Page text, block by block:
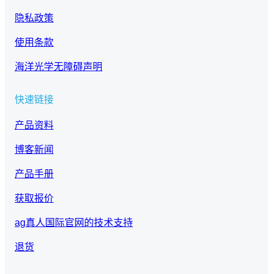
隐私政策
使用条款
海洋光学无障碍声明
快速链接
产品资料
博客新闻
产品手册
获取报价
ag真人国际官网的技术支持
退货